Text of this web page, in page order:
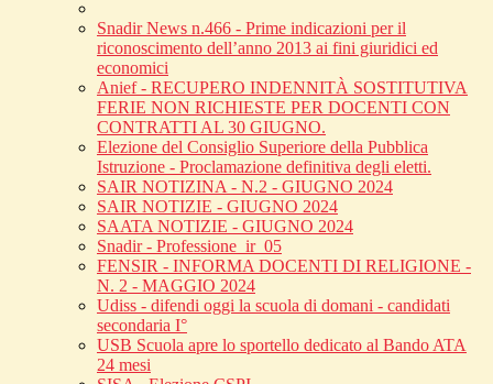
Snadir News n.466 - Prime indicazioni per il
riconoscimento dell’anno 2013 ai fini giuridici ed
economici
Anief - RECUPERO INDENNITÀ SOSTITUTIVA
FERIE NON RICHIESTE PER DOCENTI CON
CONTRATTI AL 30 GIUGNO.
Elezione del Consiglio Superiore della Pubblica
Istruzione - Proclamazione definitiva degli eletti.
SAIR NOTIZINA - N.2 - GIUGNO 2024
SAIR NOTIZIE - GIUGNO 2024
SAATA NOTIZIE - GIUGNO 2024
Snadir - Professione_ir_05
FENSIR - INFORMA DOCENTI DI RELIGIONE -
N. 2 - MAGGIO 2024
Udiss - difendi oggi la scuola di domani - candidati
secondaria I°
USB Scuola apre lo sportello dedicato al Bando ATA
24 mesi